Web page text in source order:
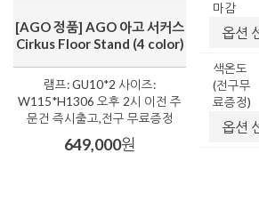
[AGO 정품] AGO 아고 서커스
Cirkus Floor Stand (4 color)
램프: GU10*2 사이즈:
W115*H1306 오후 2시 이전 주
문건 즉시출고,전구 무료증정
649,000원
마감
색온도
(전구무
료증정)